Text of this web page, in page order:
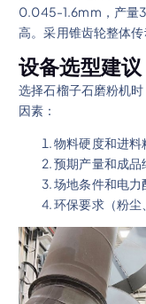
0.045-1.6mm，产量
高。采用锥齿轮整体
设备选型建议
选择石榴子石磨粉机
因素：
物料硬度和进料
预期产量和成品
场地条件和电力
环保要求（粉尘